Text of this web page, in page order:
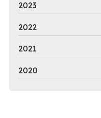
2023
2022
2021
2020